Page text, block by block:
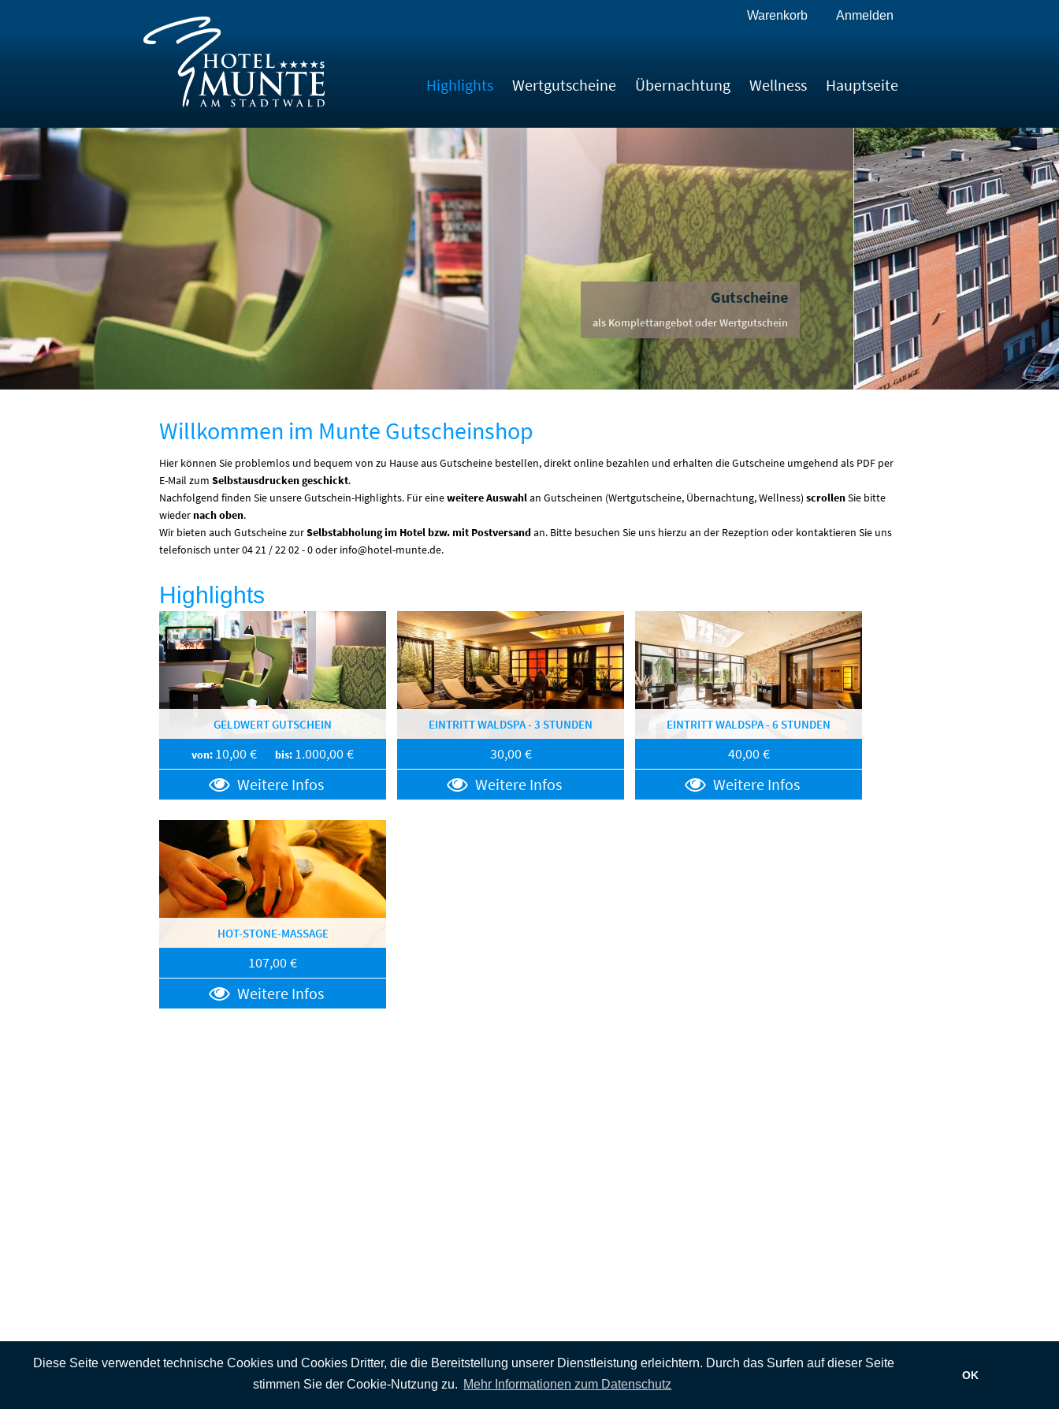
Diese Seite verwendet technische Cookies und Cookies Dritter, die die Bereitstellung unserer Dienstleistung erleichtern. Durch das Surfen auf dieser Seite
stimmen Sie der Cookie-Nutzung zu. Mehr Informationen zum Datenschutz
OK
Warenkorb Anmelden
Highlights Wertgutscheine Übernachtung Wellness Hauptseite
Willkommen im Munte Gutscheinshop
Hier können Sie problemlos und bequem von zu Hause aus Gutscheine bestellen, direkt online bezahlen und erhalten die Gutscheine umgehend als PDF per
E-Mail zum Selbstausdrucken geschickt.
Nachfolgend finden Sie unsere Gutschein-Highlights. Für eineweitere Auswahlan Gutscheinen (Wertgutscheine, Übernachtung, Wellness) scrollenSie bitte
wiedernach oben.
Wir bieten auch Gutscheine zurSelbstabholung im Hotel bzw. mit Postversandan. Bitte besuchen Sie uns hierzu an der Rezeption oder kontaktieren Sie uns
telefonisch unter 04 21 / 22 02 - 0 oder info@hotel-munte.de.
Highlights
GELDWERT GUTSCHEIN
von: 10,00 € bis: 1.000,00 €
Weitere Infos
EINTRITT WALDSPA - 3 STUNDEN
30,00 €
Weitere Infos
EINTRITT WALDSPA - 6 STUNDEN
40,00 €
Weitere Infos
HOT-STONE-MASSAGE
107,00 €
Weitere Infos
FOLGEN SIE UNS